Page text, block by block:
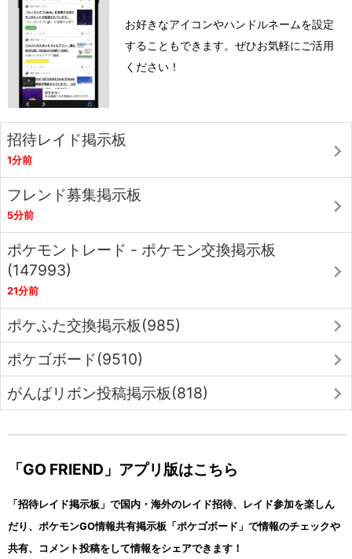
お好きなアイコンやハンドルネームを設定
することもできます。ぜひお気軽にご活用
ください！
招待レイド掲示板
1分前
フレンド募集掲示板
5分前
ポケモントレード - ポケモン交換掲示板
(147993)
21分前
ポケふた交換掲示板(985)
ポケゴボード(9510)
がんばリボン投稿掲示板(818)
「GO FRIEND」アプリ版はこちら
「招待レイド掲示板」で国内・海外のレイド招待、レイド参加を楽しん
だり、ポケモンGO情報共有掲示板「ポケゴボード」で情報のチェックや
共有、コメント投稿をして情報をシェアできます！